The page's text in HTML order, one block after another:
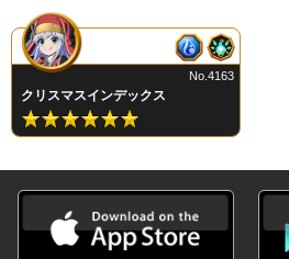
クリスマスインデックス
No.4163